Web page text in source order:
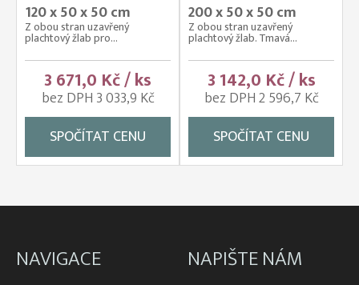
120 x 50 x 50 cm
Z obou stran uzavřený
plachtový žlab pro...
3 671,0 Kč / ks
bez DPH 3 033,9 Kč
SPOČÍTAT CENU
200 x 50 x 50 cm
Z obou stran uzavřený
plachtový žlab. Tmavá...
3 142,0 Kč / ks
bez DPH 2 596,7 Kč
SPOČÍTAT CENU
NAVIGACE NAPIŠTE NÁM